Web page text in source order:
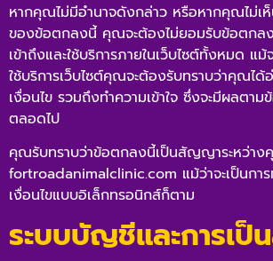
หากคุณไม่มีอำนาจดังกล่าว หรือหากคุณไม่เ
ของข้อตกลงนี้ คุณจะต้องไม่ยอมรับข้อตกล
เข้าถึงและใช้บริการภายในเว็บไซต์ทั้งหมด แม้
ใช้บริการเว็บไซต์คุณจะต้องรับทราบว่าคุณได้
เงื่อนไข รวมถึงทำความเข้าใจ ซึ่งจะมีผลตา
ตลอดไป
คุณรับทราบว่าข้อตกลงนี้เป็นสัญญาระหว่าง
fortroadanimalclinic.com แม้ว่าจะเป็นกา
เงื่อนไขแบบอิเล็กทรอนิกส์ก็ตาม
ระบบบัญชีและการเป็